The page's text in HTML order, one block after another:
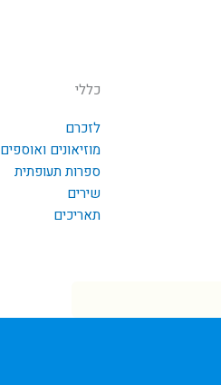
כללי
לזכרם
מוזיאונים ואוספים
ספרות תעופתית
שירים
תאריכים